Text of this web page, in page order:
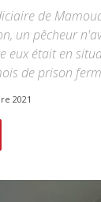
de
un pêcheur
eux était en
de prison
2021